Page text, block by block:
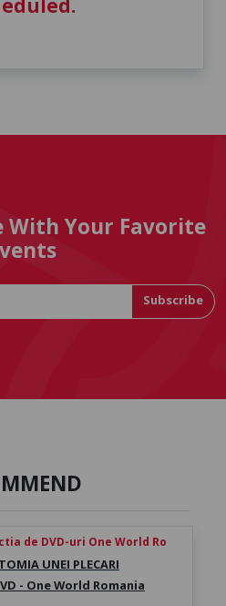
With Your Favorite
Subscribe
de DVD-uri One World Ro
UNEI PLECARI
- One World Romania